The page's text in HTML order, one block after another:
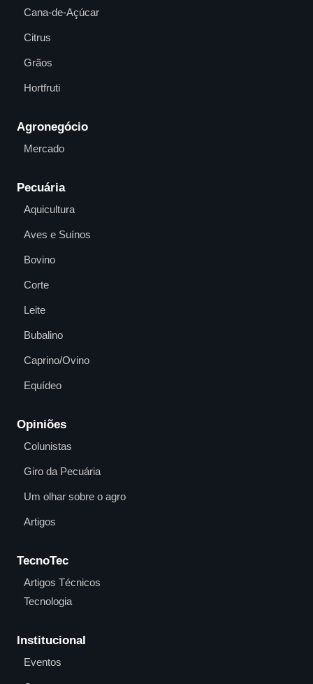
Cana-de-Açúcar
Citrus
Grãos
Hortfruti
Agronegócio
Mercado
Pecuária
Aquicultura
Aves e Suínos
Bovino
Corte
Leite
Bubalino
Caprino/Ovino
Equídeo
Opiniões
Colunistas
Giro da Pecuária
Um olhar sobre o agro
Artigos
TecnoTec
Artigos Técnicos
Tecnologia
Institucional
Eventos